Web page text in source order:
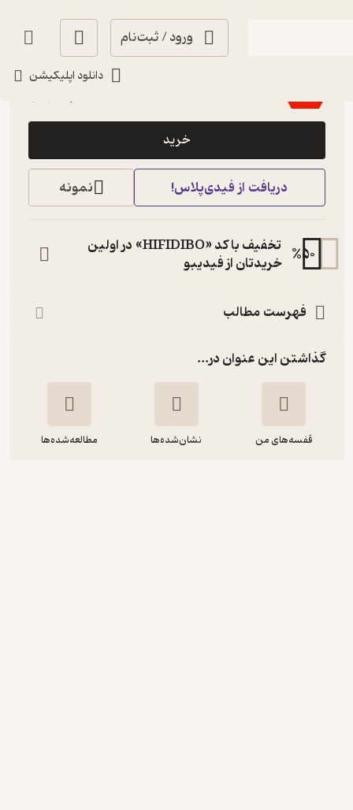
ورود / ثبت‌نام
دانلود اپلیکیشن
٪70
10,500
خرید
دریافت از فیدی‌پلاس! نمونه
%50
تخفیف با کد «HIFIDIBO» در اولین
خریدتان از فیدیبو
فهرست مطالب
گذاشتن این عنوان در...
قفسه‌های من نشان‌شده‌ها مطالعه‌شده‌ها